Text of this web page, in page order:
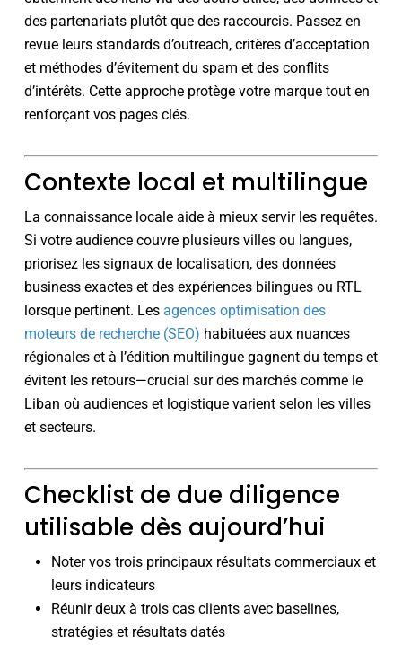
des partenariats plutôt que des raccourcis. Passez en
revue leurs standards d’outreach, critères d’acceptation
et méthodes d’évitement du spam et des conflits
d’intérêts. Cette approche protège votre marque tout en
renforçant vos pages clés.
Contexte local et multilingue
La connaissance locale aide à mieux servir les requêtes.
Si votre audience couvre plusieurs villes ou langues,
priorisez les signaux de localisation, des données
business exactes et des expériences bilingues ou RTL
lorsque pertinent. Les agences optimisation des
moteurs de recherche (SEO) habituées aux nuances
régionales et à l’édition multilingue gagnent du temps et
évitent les retours—crucial sur des marchés comme le
Liban où audiences et logistique varient selon les villes
et secteurs.
Checklist de due diligence
utilisable dès aujourd’hui
Noter vos trois principaux résultats commerciaux et
leurs indicateurs
Réunir deux à trois cas clients avec baselines,
stratégies et résultats datés